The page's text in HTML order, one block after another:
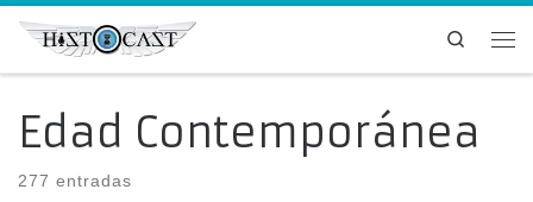
Saltar al contenido
Search
Edad Contemporánea
277 entradas